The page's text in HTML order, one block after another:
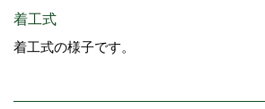
着工式
着工式の様子です。